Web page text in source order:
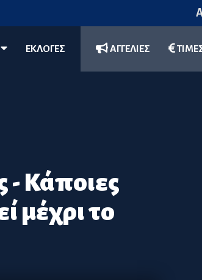
ΕΚΛΟΓΕΣ ΑΓΓΕΛΙΕΣ
- Κάποιες
μέχρι το